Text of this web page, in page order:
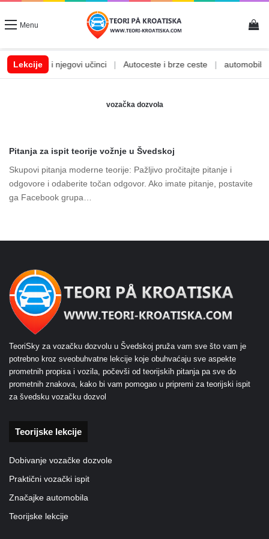
Menu
Lekcije
Alkohol i njegovi učinci Autoceste i brze ceste
vozačka dozvola
Pitanja za ispit teorije vožnje u Švedskoj
Skupovi pitanja moderne teorije: Pažljivo pročitajte pitanje i
odgovore i odaberite točan odgovor. Ako imate pitanje, postavite
ga Facebook grupa…
TeoriSky za vozačku dozvolu u Švedskoj pruža vam sve što vam je
potrebno kroz sveobuhvatne lekcije koje obuhvaćaju sve aspekte
prometnih propisa i vozila, počevši od teorijskih pitanja pa sve do
prometnih znakova, kako bi vam pomogao u pripremi za teorijski ispit
za švedsku vozačku dozvol
Teorijske lekcije
Dobivanje vozačke dozvole
Praktični vozački ispit
Značajke automobila
Teorijske lekcije